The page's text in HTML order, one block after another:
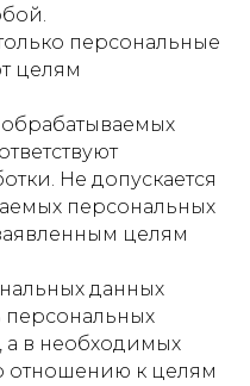
персональные
целям
Не допускается
персональных
целям
данных
персональных
а в необходимых
отношению к целям